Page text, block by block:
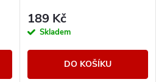
189 Kč
Skladem
DO KOŠÍKU